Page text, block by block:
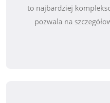
to najbardziej
pozwala na